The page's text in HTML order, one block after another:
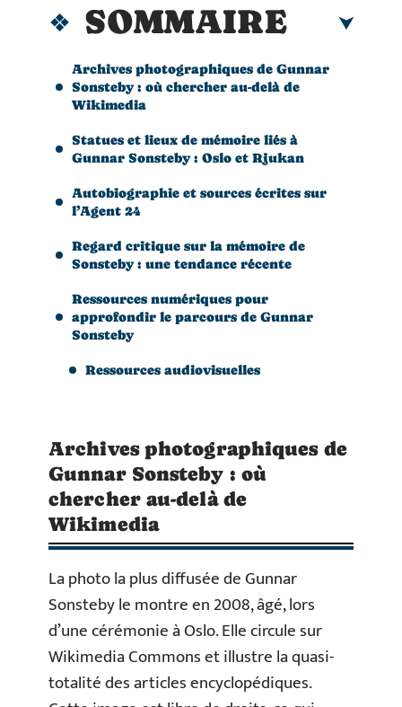
SOMMAIRE
Archives photographiques de Gunnar
Sonsteby : où chercher au-delà de
Wikimedia
Statues et lieux de mémoire liés à
Gunnar Sonsteby : Oslo et Rjukan
Autobiographie et sources écrites sur
l’Agent 24
Regard critique sur la mémoire de
Sonsteby : une tendance récente
Ressources numériques pour
approfondir le parcours de Gunnar
Sonsteby
Ressources audiovisuelles
Archives photographiques de
Gunnar Sonsteby : où
chercher au-delà de
Wikimedia
La photo la plus diffusée de Gunnar
Sonsteby le montre en 2008, âgé, lors
d’une cérémonie à Oslo. Elle circule sur
Wikimedia Commons et illustre la quasi-
totalité des articles encyclopédiques.